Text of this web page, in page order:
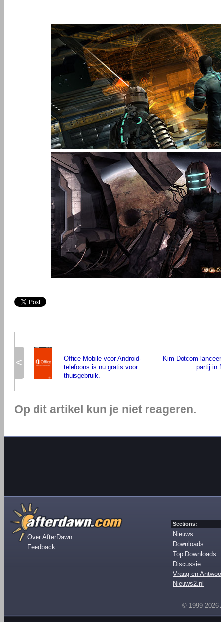
<
Office Mobile voor Android-
telefoons is nu gratis voor
thuisgebruik.
Kim Dotcom
partij in
Op dit artikel kun je niet reageren.
Over AfterDawn
Feedback
Sections:
Nieuws
Downloads
Top Downloads
Discussie
Vraag en
Nieuws2.nl
© 1999-2026